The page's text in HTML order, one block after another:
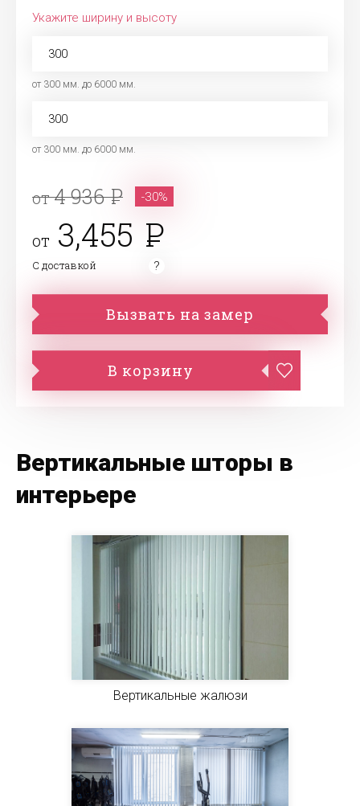
Укажите ширину и высоту
от 300 мм. до 6000 мм.
от 300 мм. до 6000 мм.
от4 936 -30%
от 3,455
С доставкой
Вызвать на замер
В корзину
Вертикальные шторы в
интерьере
Вертикальные жалюзи